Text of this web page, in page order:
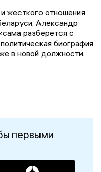
жесткого отношения
Александр
разберется с
биография
в новой должности.
первыми